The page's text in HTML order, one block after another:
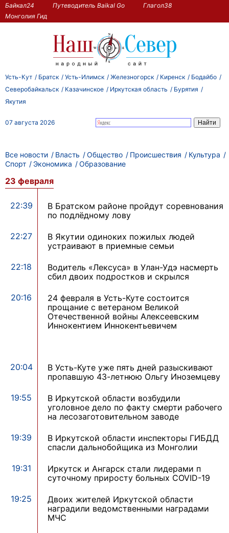
Байкал24 Путеводитель Baikal Go
Глагол38
Монголия Гид
Усть-Кут Братск Усть-Илимск Железногорск Киренск
Бодайбо
Северобайкальск
Казачинское Иркутская область
Бурятия
Якутия
07 августа 2026
Все новости Власть Общество Происшествия
Культура
Спорт
Экономика Образование
23 февраля
22:39
В Братском районе пройдут соревнования
по подлёдному лову
22:27
В Якутии одиноких пожилых людей
устраивают в приемные семьи
22:18
Водитель «Лексуса» в Улан-Удэ насмерть
сбил двоих подростков и скрылся
20:16
24 февраля в Усть-Куте состоится
прощание с ветераном Великой
Отечественной войны Алексеевским
Иннокентием Иннокентьевичем
20:04
В Усть-Куте уже пять дней разыскивают
пропавшую 43-летнюю Ольгу Иноземцеву
19:55
В Иркутской области возбудили
уголовное дело по факту смерти рабочего
на лесозаготовительном заводе
19:39
В Иркутской области инспекторы ГИБДД
спасли дальнобойщика из Монголии
19:31
Иркутск и Ангарск стали лидерами п
суточному приросту больных COVID-19
19:25
Двоих жителей Иркутской области
наградили ведомственными наградами
МЧС